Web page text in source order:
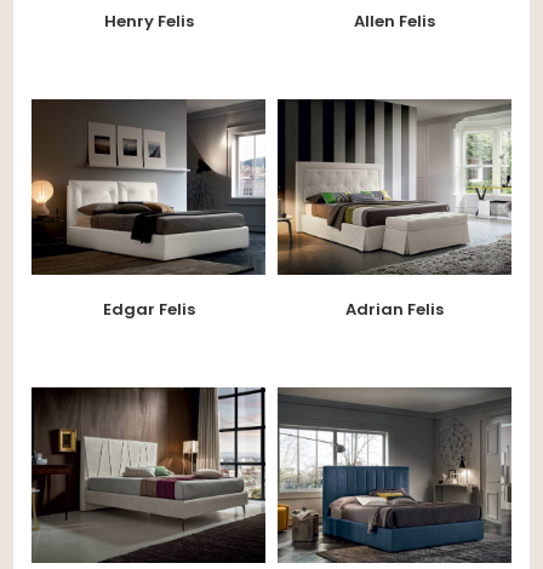
Henry Felis Allen Felis
Edgar Felis Adrian Felis